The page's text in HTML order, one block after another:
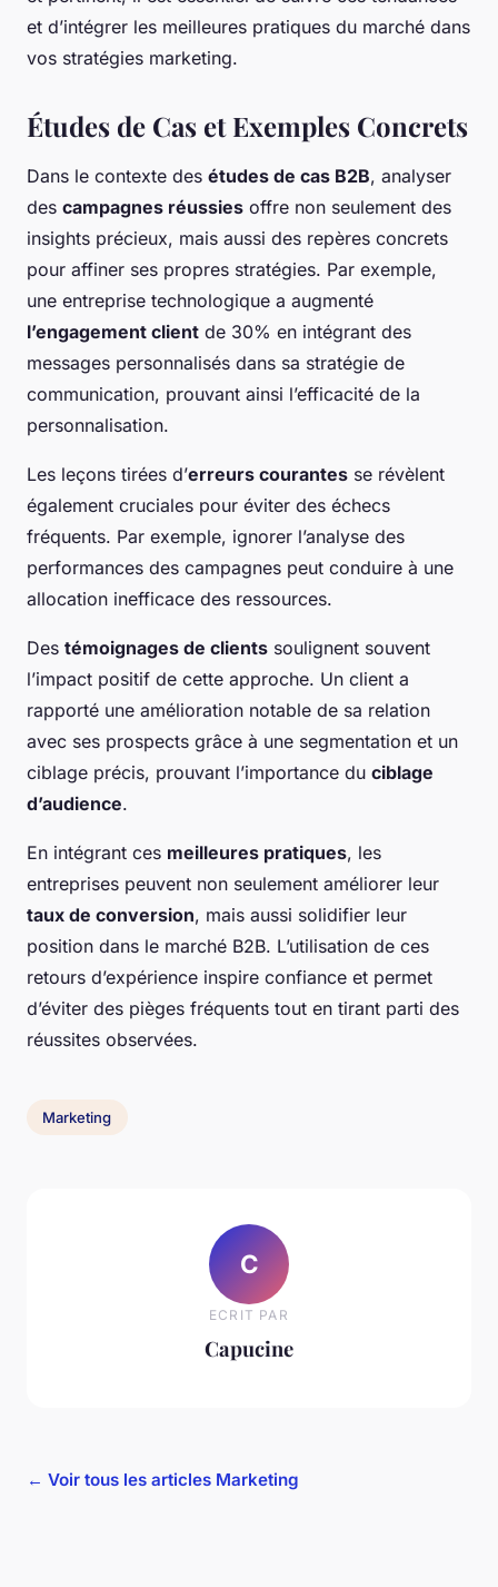
et d’intégrer les meilleures pratiques du marché dans
vos stratégies marketing.
Études de Cas et Exemples Concrets
Dans le contexte des études de cas B2B, analyser
des campagnes réussies offre non seulement des
insights précieux, mais aussi des repères concrets
pour affiner ses propres stratégies. Par exemple,
une entreprise technologique a augmenté
l’engagement client de 30% en intégrant des
messages personnalisés dans sa stratégie de
communication, prouvant ainsi l’efficacité de la
personnalisation.
Les leçons tirées d’erreurs courantes se révèlent
également cruciales pour éviter des échecs
fréquents. Par exemple, ignorer l’analyse des
performances des campagnes peut conduire à une
allocation inefficace des ressources.
Des témoignages de clients soulignent souvent
l’impact positif de cette approche. Un client a
rapporté une amélioration notable de sa relation
avec ses prospects grâce à une segmentation et un
ciblage précis, prouvant l’importance du ciblage
d’audience.
En intégrant ces meilleures pratiques, les
entreprises peuvent non seulement améliorer leur
taux de conversion, mais aussi solidifier leur
position dans le marché B2B. L’utilisation de ces
retours d’expérience inspire confiance et permet
d’éviter des pièges fréquents tout en tirant parti des
réussites observées.
Marketing
C
ECRIT PAR
Capucine
← Voir tous les articles Marketing